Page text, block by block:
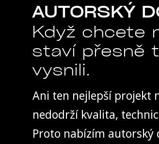
AUTORSKÝ
Když chcete
staví přesně
vysnili.
Ani ten nejlepší projekt
nedodrží kvalita,
Proto nabízím autorský